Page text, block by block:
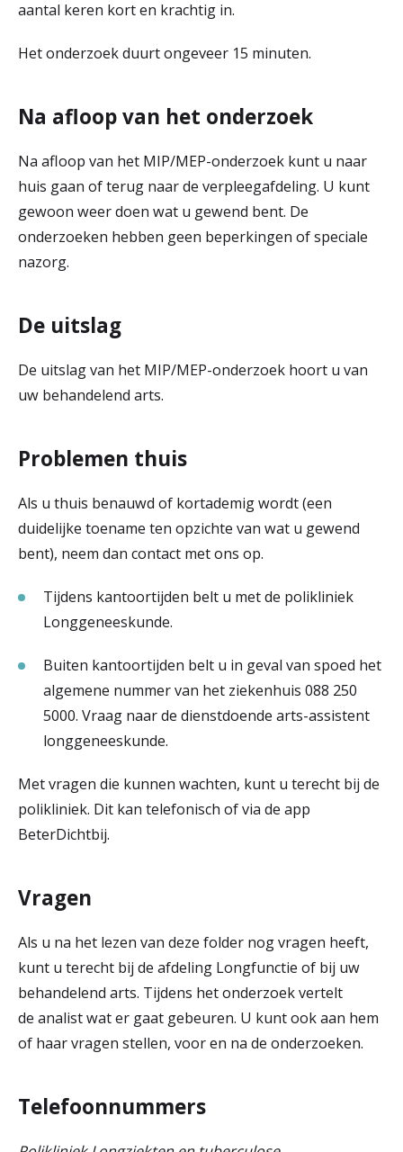
aantal keren kort en krachtig in.
Het onderzoek duurt ongeveer 15 minuten.
Na afloop van het onderzoek
Na afloop van het MIP/MEP-onderzoek kunt u naar
huis gaan of terug naar de verpleegafdeling. U kunt
gewoon weer doen wat u gewend bent. De
onderzoeken hebben geen beperkingen of speciale
nazorg.
De uitslag
De uitslag van het MIP/MEP-onderzoek hoort u van
uw behandelend arts.
Problemen thuis
Als u thuis benauwd of kortademig wordt (een
duidelijke toename ten opzichte van wat u gewend
bent), neem dan contact met ons op.
Tijdens kantoortijden belt u met de polikliniek
Longgeneeskunde.
Buiten kantoortijden belt u in geval van spoed het
algemene nummer van het ziekenhuis 088 250
5000. Vraag naar de dienstdoende arts-assistent
longgeneeskunde.
Met vragen die kunnen wachten, kunt u terecht bij de
polikliniek. Dit kan telefonisch of via de app
BeterDichtbij.
Vragen
Als u na het lezen van deze folder nog vragen heeft,
kunt u terecht bij de afdeling Longfunctie of bij uw
behandelend arts. Tijdens het onderzoek vertelt
de analist wat er gaat gebeuren. U kunt ook aan hem
of haar vragen stellen, voor en na de onderzoeken.
Telefoonnummers